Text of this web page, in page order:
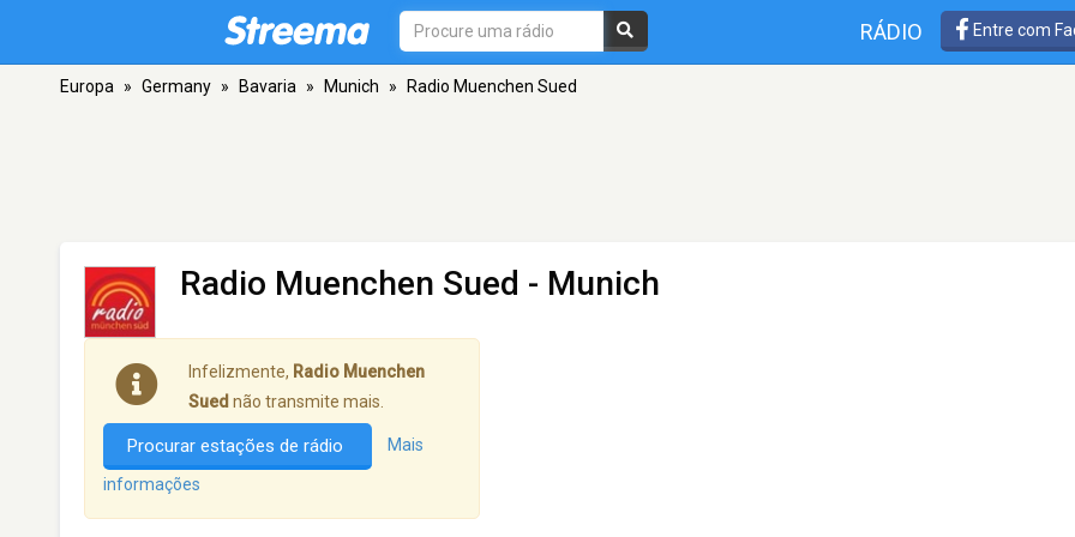
RÁDIO Entre com
Europa » Germany » Bavaria » Munich » Radio Muenchen Sued
Radio Muenchen Sued - Munich
Infelizmente, Radio Muenchen
Sued não transmite mais.
Procurar estações de rádio Mais
informações